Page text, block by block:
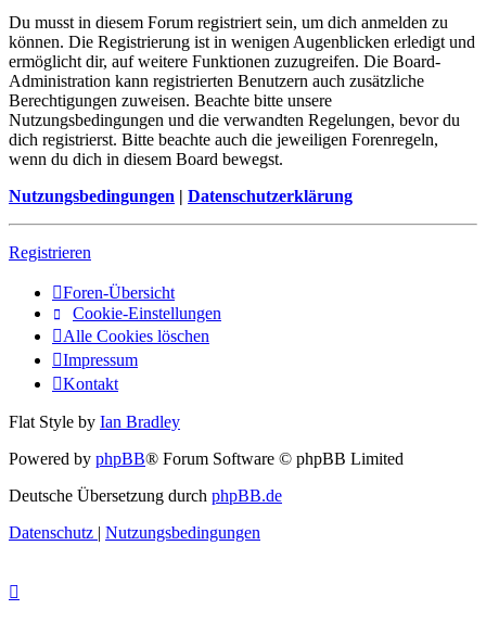
Du musst in diesem Forum registriert sein, um dich anmelden zu
können. Die Registrierung ist in wenigen Augenblicken erledigt und
ermöglicht dir, auf weitere Funktionen zuzugreifen. Die Board-
Administration kann registrierten Benutzern auch zusätzliche
Berechtigungen zuweisen. Beachte bitte unsere
Nutzungsbedingungen und die verwandten Regelungen, bevor du
dich registrierst. Bitte beachte auch die jeweiligen Forenregeln,
wenn du dich in diesem Board bewegst.
Nutzungsbedingungen | Datenschutzerklärung
Registrieren
Foren-Übersicht
Cookie-Einstellungen
Alle Cookies löschen
Impressum
Kontakt
Flat Style by Ian Bradley
Powered by phpBB® Forum Software © phpBB Limited
Deutsche Übersetzung durch phpBB.de
Datenschutz | Nutzungsbedingungen